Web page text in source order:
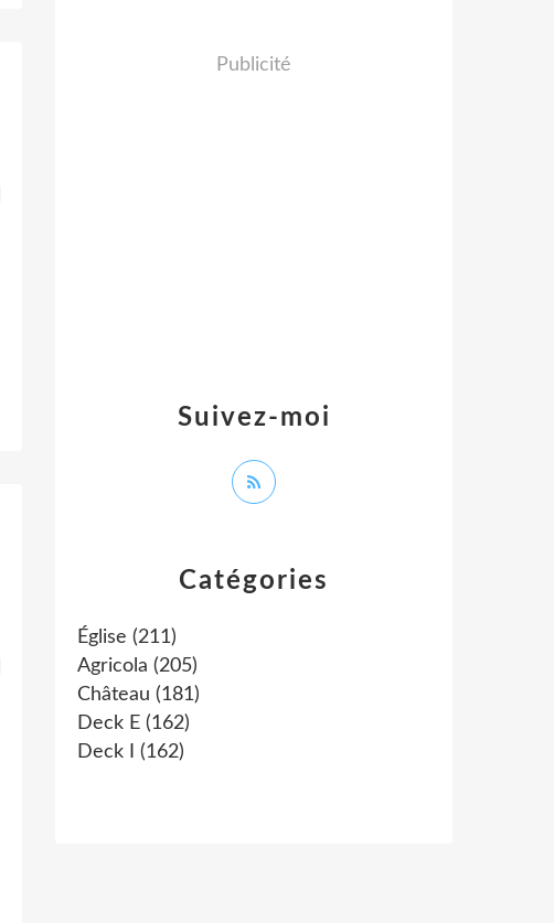
Catégories
Église (211)
Agricola (205)
Château (181)
Deck E (162)
Deck I
(162)
Suivez-moi
Publicité